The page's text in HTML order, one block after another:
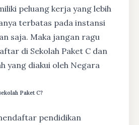
peluang kerja yang lebih
terbatas pada instansi
saja. Maka jangan ragu
di Sekolah Paket C dan
yang diakui oleh Negara
Paket C?
pendidikan